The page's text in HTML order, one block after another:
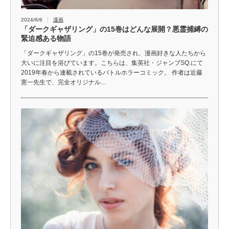
2024/6/6 漫画
「ダークギャザリング」の15巻はどんな展開？悪霊捕縛の
緊迫感ある物語
「ダークギャザリング」の15巻が発売され、漫画好きな人たちから
大いに注目を浴びています。こちらは、集英社・ジャンプSQ.にて
2019年春から連載されているバトルホラーコミック。 作者は近藤
憲一先生で、完全オリジナル…